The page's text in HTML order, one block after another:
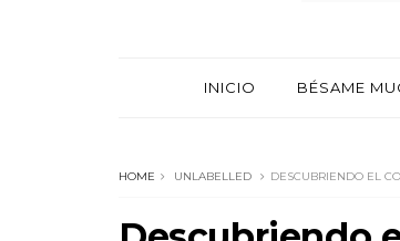
INICIO BÉSAME
HOME UNLABELLED DESCUBRIENDO EL